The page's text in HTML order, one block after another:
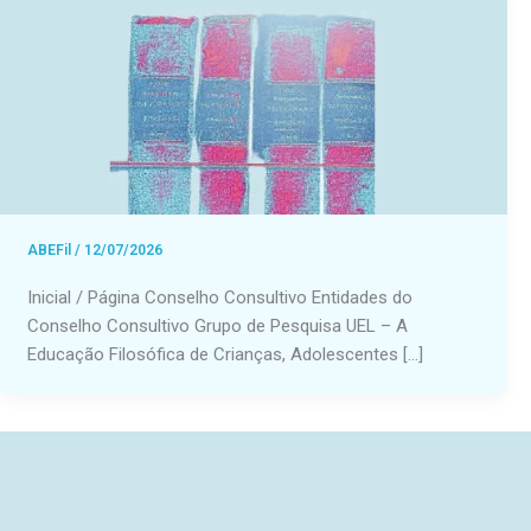
ABEFil / 12/07/2026
Inicial / Página Conselho Consultivo Entidades do
Conselho Consultivo Grupo de Pesquisa UEL – A
Educação Filosófica de Crianças, Adolescentes […]